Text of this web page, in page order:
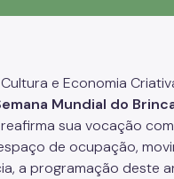
e Economia
Mundial do
sua vocação
de ocupação,
a programação deste